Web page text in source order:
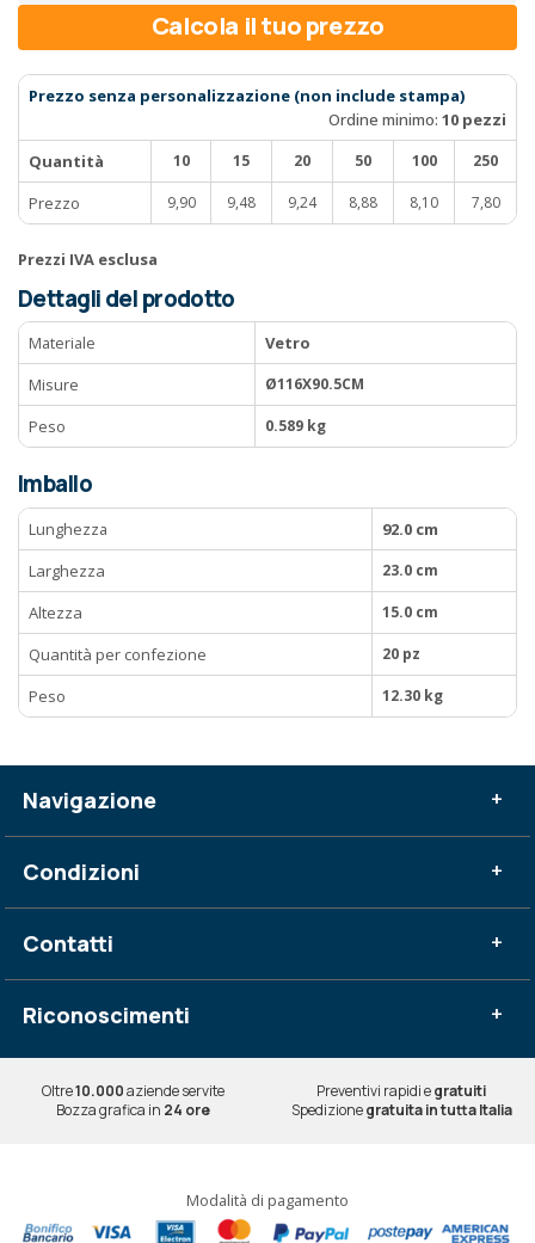
Calcola il tuo prezzo
Prezzo senza personalizzazione (non include stampa)
Ordine minimo: 10 pezzi
Quantità
10 15 20 50 100 250
Prezzo 9,90 9,48 9,24 8,88 8,10 7,80
Prezzi IVA esclusa
Dettagli del prodotto
Materiale
Vetro
Misure
Ø116X90.5CM
Peso 0.589 kg
Imballo
Lunghezza
92.0 cm
Larghezza
23.0 cm
Altezza 15.0 cm
Quantità per confezione 20 pz
Peso 12.30 kg
Navigazione +
Condizioni +
Contatti +
Riconoscimenti +
Oltre10.000aziende servite Preventivi rapidi egratuiti
Bozza grafica in 24 ore Spedizionegratuita in tutta Italia
Modalità di pagamento